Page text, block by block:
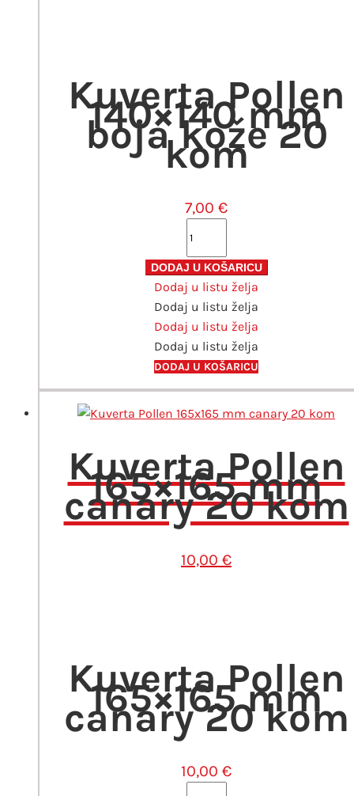
Kuverta Pollen
140×140 mm
boja kože 20
kom
7,00 €
140x140
mm
boja
kože
20
kom
količina
DODAJ U KOŠARICU
Dodaj u listu želja
Dodaj u listu želja
Dodaj u listu želja
Dodaj u listu želja
DODAJ U KOŠARICU
Kuverta Pollen
165×165 mm
canary 20 kom
10,00 €
Kuverta Pollen
165×165 mm
canary 20 kom
10,00 €